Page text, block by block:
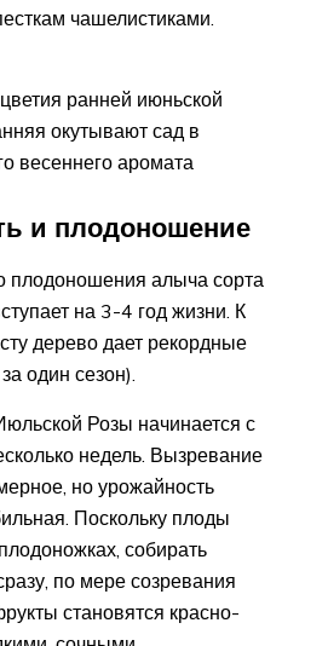
чашелистиками.
ранней июньской
окутывают сад в
весеннего аромата
и плодоношение
плодоношения алыча сорта
на 3-4 год жизни. К
дерево дает рекордные
один сезон).
Розы начинается с
недель. Вызревание
но урожайность
Поскольку плоды
собирать
по мере созревания
становятся красно-